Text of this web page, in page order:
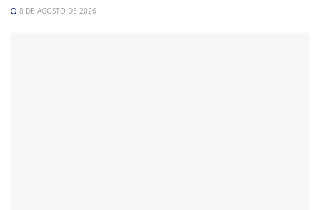
8 DE AGOSTO DE 2026